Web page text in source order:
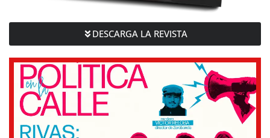
DESCARGA LA REVISTA